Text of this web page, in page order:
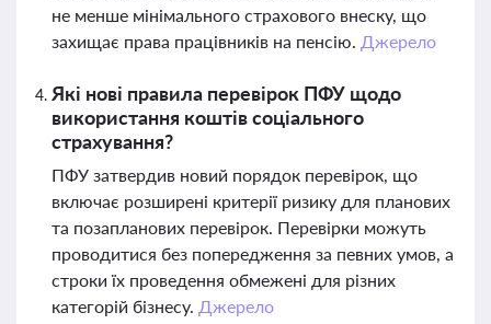
не менше мінімального страхового внеску, що
захищає права працівників на пенсію. Джерело
Які нові правила перевірок ПФУ щодо
використання коштів соціального
страхування?
ПФУ затвердив новий порядок перевірок, що
включає розширені критерії ризику для планових
та позапланових перевірок. Перевірки можуть
проводитися без попередження за певних умов, а
строки їх проведення обмежені для різних
категорій бізнесу. Джерело